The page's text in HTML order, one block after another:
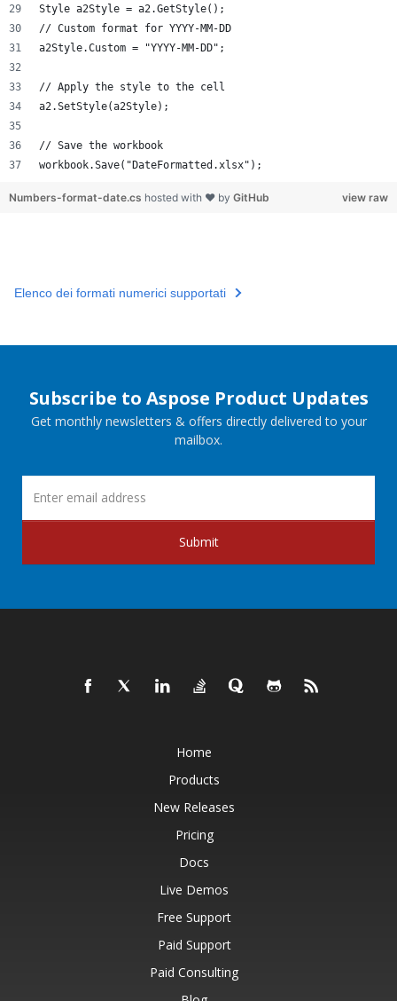
Style a2Style = a2.GetStyle();
// Custom format for YYYY-MM-DD
a2Style.Custom = "YYYY-MM-DD";
// Apply the style to the cell
a2.SetStyle(a2Style);
// Save the workbook
workbook.Save("DateFormatted.xlsx");
view raw
Numbers-format-date.cs hosted with ❤ by GitHub
Elenco dei formati numerici supportati
Subscribe to Aspose Product Updates
Get monthly newsletters & offers directly delivered to your
mailbox.
Submit
Home
Products
New Releases
Pricing
Docs
Live Demos
Free Support
Paid Support
Paid Consulting